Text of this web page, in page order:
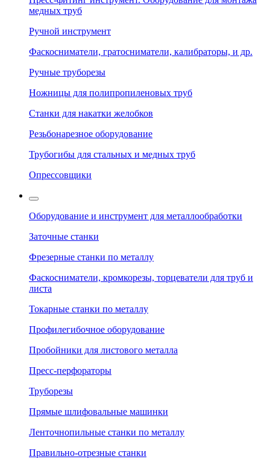
медных труб
Ручной инструмент
Фаскосниматели, гратосниматели, калибраторы, и др.
Ручные труборезы
Ножницы для полипропиленовых труб
Станки для накатки желобков
Резьбонарезное оборудование
Трубогибы для стальных и медных труб
Опрессовщики
Оборудование и инструмент для металлообработки
Заточные станки
Фрезерные станки по металлу
Фаскосниматели, кромкорезы, торцеватели для труб и
листа
Токарные станки по металлу
Профилегибочное оборудование
Пробойники для листового металла
Пресс-перфораторы
Труборезы
Прямые шлифовальные машинки
Ленточнопильные станки по металлу
Правильно-отрезные станки